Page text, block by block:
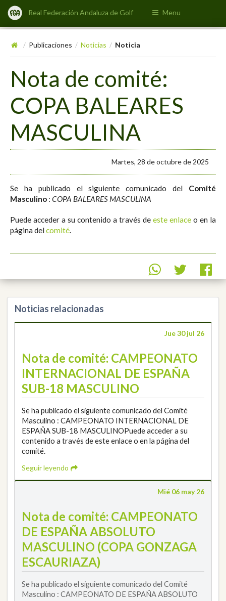
Real Federación Andaluza de Golf Menu
/ Publicaciones / Noticias / Noticia
Nota de comité:
COPA BALEARES
MASCULINA
Martes, 28 de octubre de 2025
Se ha publicado el siguiente comunicado del Comité
Masculino : COPA BALEARES MASCULINA
Puede acceder a su contenido a través de este enlace o en la
página delcomité
Noticias relacionadas
Jue 30 jul 26
Nota de comité: CAMPEONATO
INTERNACIONAL DE ESPAÑA
SUB-18 MASCULINO
Se ha publicado el siguiente comunicado del Comité
Masculino : CAMPEONATO INTERNACIONAL DE
ESPAÑA SUB-18 MASCULINOPuede acceder a su
contenido a través de este enlace o en la página del
comité.
Seguir leyendo
Mié 06 may 26
Nota de comité: CAMPEONATO
DE ESPAÑA ABSOLUTO
MASCULINO (COPA GONZAGA
ESCAURIAZA)
Se ha publicado el siguiente comunicado del Comité
Masculino : CAMPEONATO DE ESPAÑA ABSOLUTO